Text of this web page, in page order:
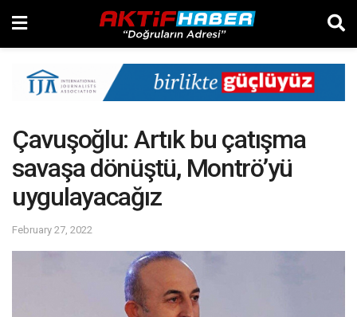
Çavuşoğlu: Artık bu çatışma
savaşa dönüştü, Montrö’yü
uygulayacağız
February 27, 2022